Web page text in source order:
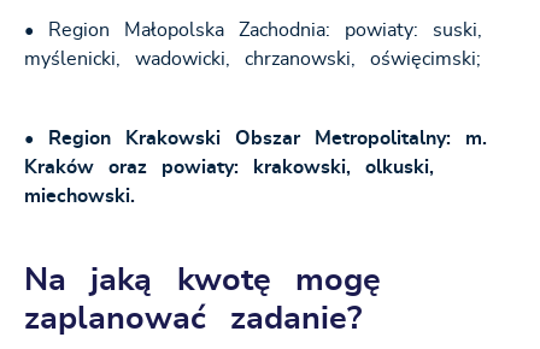
• Region Małopolska Zachodnia: powiaty: suski,
myślenicki, wadowicki, chrzanowski, oświęcimski;
• Region Krakowski Obszar Metropolitalny: m.
Kraków oraz powiaty: krakowski, olkuski,
miechowski.
Na jaką kwotę mogę
zaplanować zadanie?